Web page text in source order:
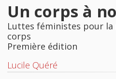
Un corps à
Luttes féministes pour
corps
Première édition
Lucile Quéré